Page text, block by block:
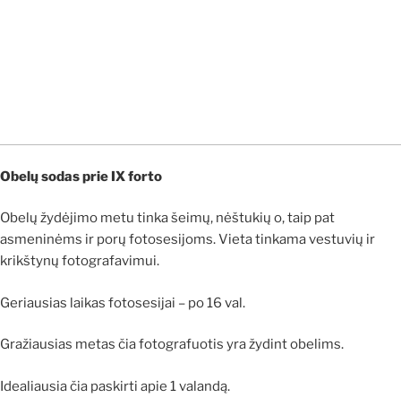
Obelų sodas prie IX forto
Obelų žydėjimo metu tinka šeimų, nėštukių o, taip pat
asmeninėms ir porų fotosesijoms. Vieta tinkama vestuvių ir
krikštynų fotografavimui.
Geriausias laikas fotosesijai – po 16 val.
Gražiausias metas čia fotografuotis yra žydint obelims.
Idealiausia čia paskirti apie 1 valandą.